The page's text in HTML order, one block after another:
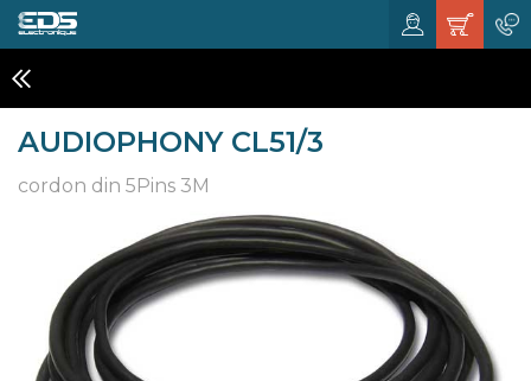
AUDIOPHONY CL51/3
cordon din 5Pins 3M